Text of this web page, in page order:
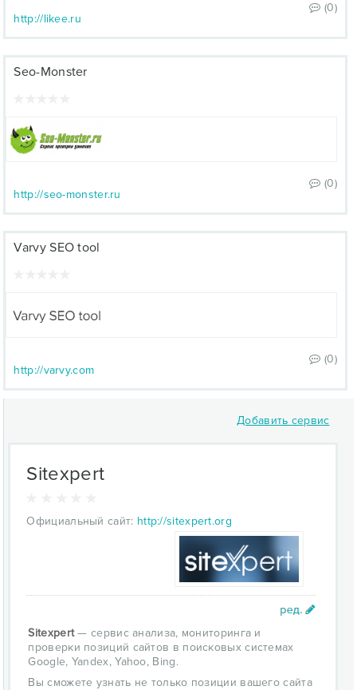
(0)
http://likee.ru
Seo-Monster
(0)
http://seo-monster.ru
Varvy SEO tool
(0)
http://varvy.com
Добавить сервис
Sitexpert
Официальный сайт: http://sitexpert.org
Sitexpert— сервис анализа, мониторинга и
проверки позиций сайтов в поисковых системах
Google, Yandex, Yahoo, Bing.
Вы сможете узнать не только позиции вашего сайта